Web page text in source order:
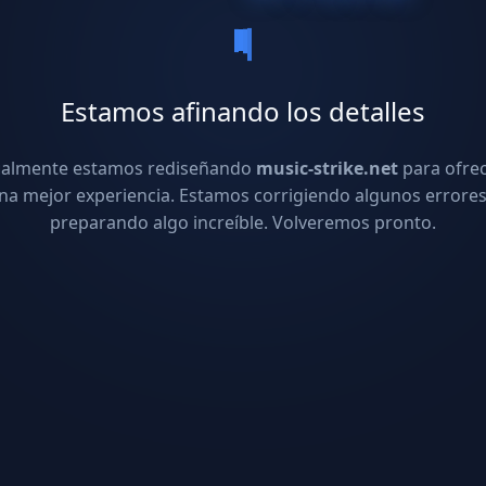
Estamos afinando los detalles
estamos rediseñando music-strike.net para
mejor experiencia. Estamos corrigiendo algunos
preparando algo increíble. Volveremos pronto.